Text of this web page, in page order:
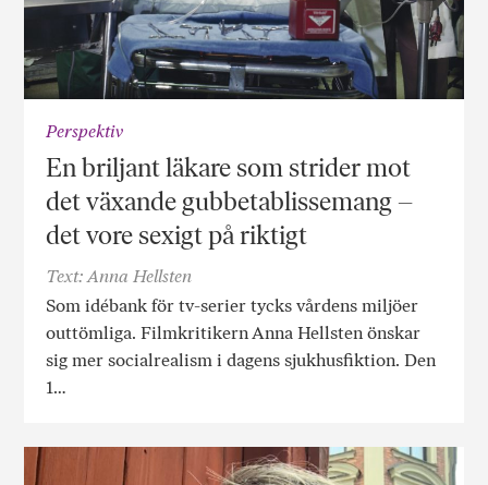
Perspektiv
En briljant läkare som strider mot
det växande gubbetablissemang –
det vore sexigt på riktigt
Text: Anna Hellsten
Som idébank för tv-serier tycks vårdens miljöer
outtömliga. Filmkritikern Anna Hellsten önskar
sig mer socialrealism i dagens sjukhusfiktion. Den
1…